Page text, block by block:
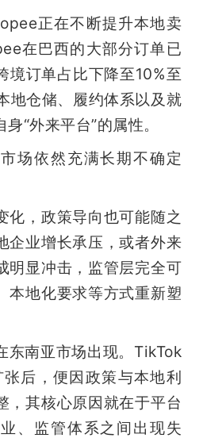
正在不断提升本地卖
在巴西的大部分订单已
境订单占比下降至10%至
地仓储、履约体系以及就
“外来平台”的属性。
场依然充满长期不确定
化，政策导向也可能随之
企业增长承压，或者外来
明显冲击，监管层完全可
本地化要求等方式重新塑
东南亚市场出现。TikTok
后，便因政策与本地利
，其核心原因就在于平台
、监管体系之间出现失